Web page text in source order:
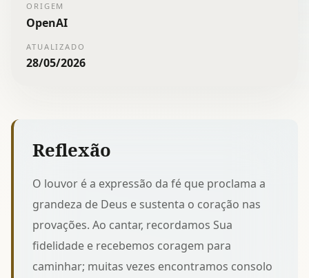
ORIGEM
OpenAI
ATUALIZADO
28/05/2026
Reflexão
O louvor é a expressão da fé que proclama a
grandeza de Deus e sustenta o coração nas
provações. Ao cantar, recordamos Sua
fidelidade e recebemos coragem para
caminhar; muitas vezes encontramos consolo